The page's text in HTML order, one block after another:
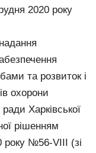
2020 року
та розвиток і
охорони
Харківської
рішенням
року №56-VIII (зі